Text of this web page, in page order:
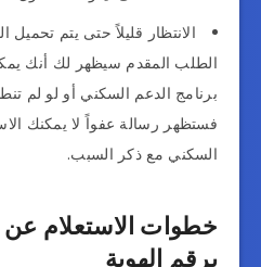
الانتظار قليلاً حتى يتم تحميل
الطلب المقدم سيظهر لك أنك
برنامج الدعم السكني أو لو لم
فستظهر رسالة عفواً لا يمكنك
السكني مع ذكر السبب.
خطوات الاستعلام
برقم الهوية